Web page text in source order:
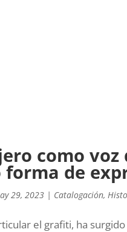
como
de
29, 2023 | Catalogación,
el grafiti, ha